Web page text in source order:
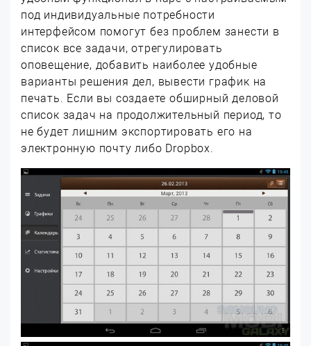
под индивидуальные потребности
интерфейсом помогут без проблем занести в
список все задачи, отрегулировать
оповещение, добавить наиболее удобные
варианты решения дел, вывести график на
печать. Если вы создаете обширный деловой
список задач на продолжительный период, то
не будет лишним экспортировать его на
электронную почту либо Dropbox.